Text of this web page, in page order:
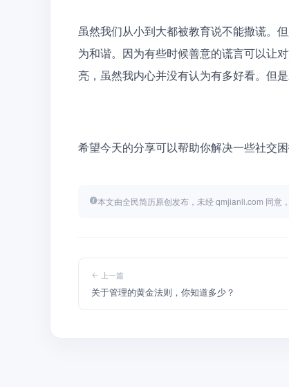
虽然我们从小到大都被教育说不能撒谎。
为和谐。因为有些时候善意的谎言可以让
亮，虽然我内心并没有认为有多好看。但
希望今天的分享可以帮助你解决一些社交困
本文由全民简历原创发布，未经 qmjianli.com 同意
上一篇
关于管理的黄金法则，你知道多少？